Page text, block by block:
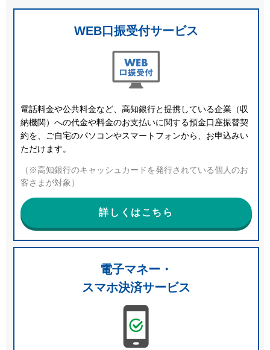
WEB口振受付サービス
電話料金や公共料金など、高知銀行と提携している企業（収
納機関）への代金や料金のお支払いに関する預金口座振替契
約を、ご自宅のパソコンやスマートフォンから、お申込みい
ただけます。
（※高知銀行のキャッシュカードを発行されている個人のお
客さまが対象）
詳しくはこちら
電子マネー・
スマホ決済サービス